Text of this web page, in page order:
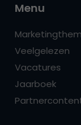
Menu
Veelgelezen
Vacatures
Jaarboek